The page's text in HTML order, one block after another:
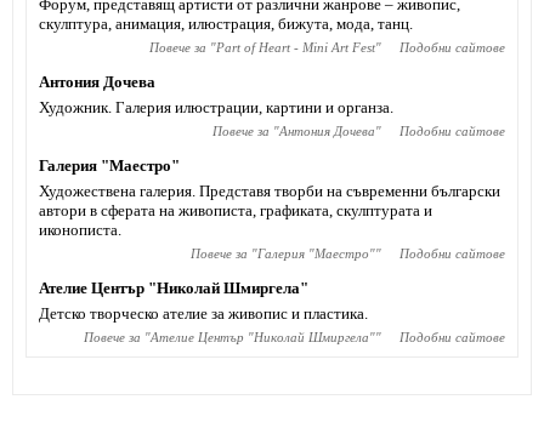
Форум, представящ артисти от различни жанрове – живопис,
скулптура, анимация, илюстрация, бижута, мода, танц.
Повече за "Part of Heart - Mini Art Fest" Подобни сайтове
Антония Дочева
Художник. Галерия илюстрации, картини и органза.
Повече за "Антония Дочева" Подобни сайтове
Галерия "Маестро"
Художествена галерия. Представя творби на съвременни български
автори в сферата на живописта, графиката, скулптурата и
иконописта.
Повече за "Галерия "Маестро"" Подобни сайтове
Ателие Център "Николай Шмиргела"
Детско творческо ателие за живопис и пластика.
Повече за "Ателие Център "Николай Шмиргела"" Подобни сайтове